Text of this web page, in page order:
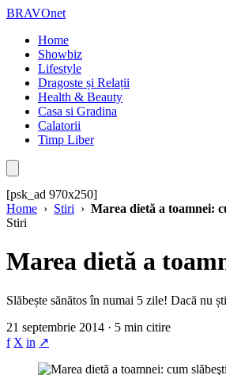
BRAVOnet
Home
Showbiz
Lifestyle
Dragoste și Relații
Health & Beauty
Casa si Gradina
Calatorii
Timp Liber
[psk_ad 970x250]
Home › Stiri › Marea dietă a toamnei:
Stiri
Marea dietă a
Slăbește sănătos în numai 5 zile! Dacă nu
21 septembrie 2014 · 5 min citire
f X in ↗